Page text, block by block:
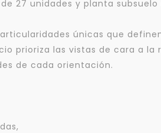
27 unidades y planta
únicas que
prioriza las vistas de cara a
de cada orientación.